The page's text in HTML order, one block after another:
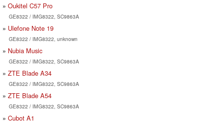
Oukitel C57 Pro
GE8322 / IMG8322, SC9863A
Ulefone Note 19
GE8322 / IMG8322, unknown
Nubia Music
GE8322 / IMG8322, SC9863A
ZTE Blade A34
GE8322 / IMG8322, SC9863A
ZTE Blade A54
GE8322 / IMG8322, SC9863A
Cubot A1